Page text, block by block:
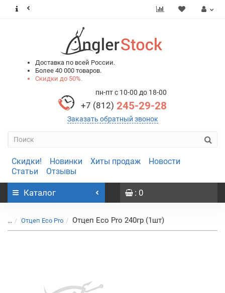
Доставка по всей России.
Более 40 000 товаров.
Скидки до 50%.
пн-пт с 10-00 до 18-00
+7 (812) 245-29-28
Заказать обратный звонок
Скидки! Новинки Хиты продаж
Новости
Статьи
Отзывы
Каталог : 0
... Отцеп Eco Pro Отцеп Eco Pro 240гр (1шт)